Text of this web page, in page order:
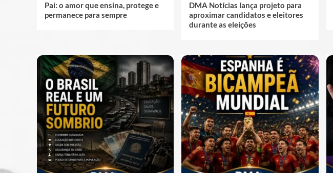
Pai: o amor que ensina, protege e
permanece para sempre
DMA Notícias lança projeto para
aproximar candidatos e eleitores
durante as eleições